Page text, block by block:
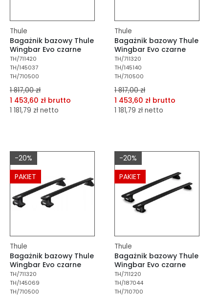
Thule
Bagażnik bazowy Thule
Wingbar Evo czarne
TH/711420
TH/145037
TH/710500
1 817,00 zł
1 453,60 zł brutto
1 181,79 zł netto
Do koszyka
Thule
Bagażnik bazowy Thule
Wingbar Evo czarne
TH/711320
TH/145140
TH/710500
1 817,00 zł
1 453,60 zł brutto
1 181,79 zł netto
Do koszyka
-20%
PAKIET
Thule
Bagażnik bazowy Thule
Wingbar Evo czarne
TH/711320
TH/145069
TH/710500
-20%
PAKIET
Thule
Bagażnik bazowy Thule
Wingbar Evo czarne
TH/711220
TH/187044
TH/710700